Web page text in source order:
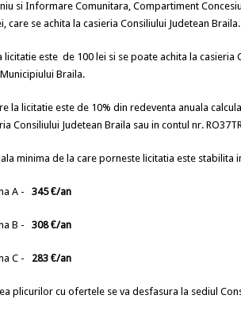
si Informare Comunitara, Compartiment
care se achita la casieria Consiliului Judetean Braila.
este de 100 lei si se poate achita la casieria
Braila.
la licitatie este de 10% din redeventa anuala
Consiliului Judetean Braila sau in contul nr.
de la care porneste licitatia este stabilita
A -345 €/an
B -308 €/an
C - 283 €/an
plicurilor cu ofertele se va desfasura la sediul